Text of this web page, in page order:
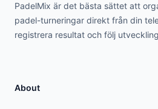
PadelMix är det bästa sättet att
padel-turneringar direkt från din
registrera resultat och följ
About